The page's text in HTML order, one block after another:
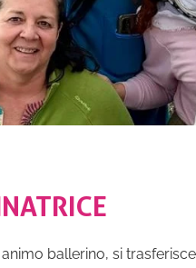
ballerino, si